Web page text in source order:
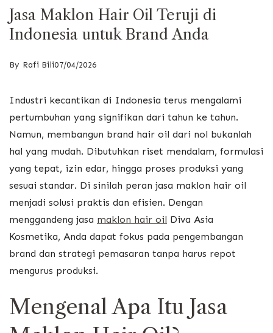
Jasa Maklon Hair Oil Teruji di
Indonesia untuk Brand Anda
By Rafi Bili07/04/2026
Industri kecantikan di Indonesia terus mengalami
pertumbuhan yang signifikan dari tahun ke tahun.
Namun, membangun brand hair oil dari nol bukanlah
hal yang mudah. Dibutuhkan riset mendalam, formulasi
yang tepat, izin edar, hingga proses produksi yang
sesuai standar. Di sinilah peran jasa maklon hair oil
menjadi solusi praktis dan efisien. Dengan
menggandeng jasa maklon hair oil Diva Asia
Kosmetika, Anda dapat fokus pada pengembangan
brand dan strategi pemasaran tanpa harus repot
mengurus produksi.
Mengenal Apa Itu Jasa